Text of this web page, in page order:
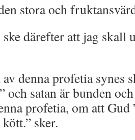
stora och
därefter att jag skall
denna profetia synes
och satan är bunden
profetia, om att
sker.